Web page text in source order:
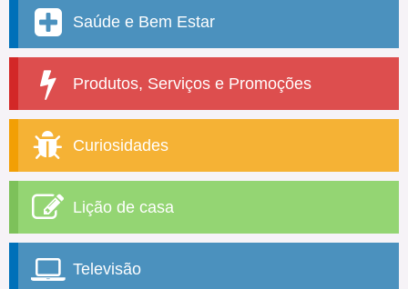
Saúde e Bem Estar
Produtos, Serviços e Promoções
Curiosidades
Lição de casa
Televisão